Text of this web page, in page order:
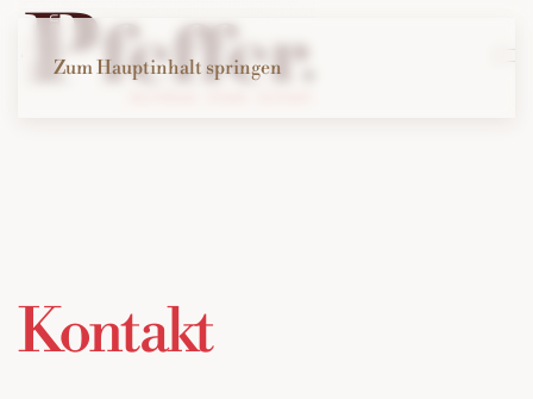
Zum Hauptinhalt springen
Kontakt